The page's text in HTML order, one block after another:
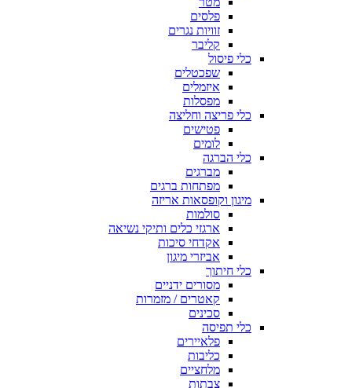
פלסים
זוויות נגרים
קליבר
כלי פיסול
שפכטלים
איזמלים
מפסלות
כלי פריצה וחליצה
פטישים
לומים
כלי הברגה
מברגים
מפתחות ברגים
מיגון וקופסאות אריזה
סולמות
ארגזי כלים ותיקי נשיאה
אקדחי סיכות
אביזרי מיגון
כלי חיתוך
מסורים ידניים
קאטרים / מזמרות
סכינים
כלי תפיסה
פלאיירים
כליבות
מלחציים
צבתות